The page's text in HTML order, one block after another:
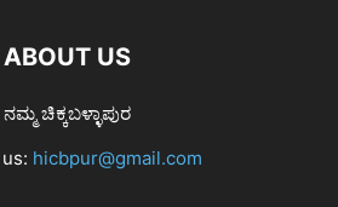
ABOUT US
ನಮ್ಮ ಚಿಕ್ಕಬಳ್ಳಾಪುರ
hicbpur@gmail.com